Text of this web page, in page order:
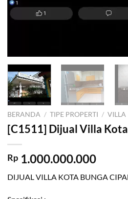
BERANDA / TIPE PROPERTI / VILLA
[C1511] Dijual Villa
Rp 1.000.000.000
DIJUAL VILLA KOTA BUNGA